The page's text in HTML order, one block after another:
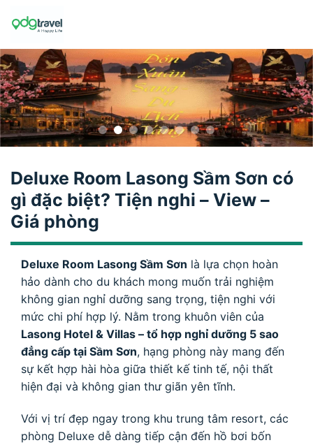
Deluxe Room Lasong Sầm Sơn có
gì đặc biệt? Tiện nghi – View –
Giá phòng
Deluxe Room Lasong Sầm Sơn là lựa chọn hoàn
hảo dành cho du khách mong muốn trải nghiệm
không gian nghỉ dưỡng sang trọng, tiện nghi với
mức chi phí hợp lý. Nằm trong khuôn viên của
Lasong Hotel & Villas – tổ hợp nghỉ dưỡng 5 sao
đẳng cấp tại Sầm Sơn, hạng phòng này mang đến
sự kết hợp hài hòa giữa thiết kế tinh tế, nội thất
hiện đại và không gian thư giãn yên tĩnh.
Với vị trí đẹp ngay trong khu trung tâm resort, các
phòng Deluxe dễ dàng tiếp cận đến hồ bơi bốn